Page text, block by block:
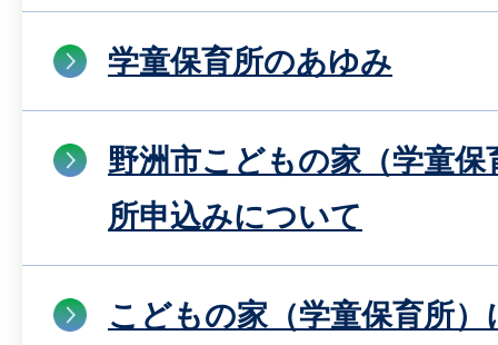
学童保育所のあゆみ
野洲市こどもの家（学童保
所申込みについて
こどもの家（学童保育所）